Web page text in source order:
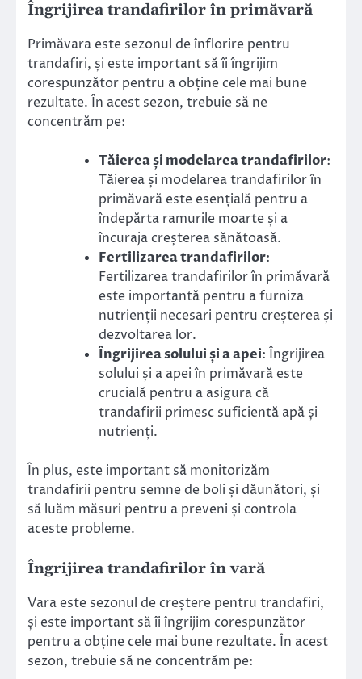
Îngrijirea trandafirilor în primăvară
Primăvara este sezonul de înflorire pentru
trandafiri, și este important să îi îngrijim
corespunzător pentru a obține cele mai bune
rezultate. În acest sezon, trebuie să ne
concentrăm pe:
Tăierea și modelarea trandafirilor:
Tăierea și modelarea trandafirilor în
primăvară este esențială pentru a
îndepărta ramurile moarte și a
încuraja creșterea sănătoasă.
Fertilizarea trandafirilor:
Fertilizarea trandafirilor în primăvară
este importantă pentru a furniza
nutrienții necesari pentru creșterea și
dezvoltarea lor.
Îngrijirea solului și a apei: Îngrijirea
solului și a apei în primăvară este
crucială pentru a asigura că
trandafirii primesc suficientă apă și
nutrienți.
În plus, este important să monitorizăm
trandafirii pentru semne de boli și dăunători, și
să luăm măsuri pentru a preveni și controla
aceste probleme.
Îngrijirea trandafirilor în vară
Vara este sezonul de creștere pentru trandafiri,
și este important să îi îngrijim corespunzător
pentru a obține cele mai bune rezultate. În acest
sezon, trebuie să ne concentrăm pe: